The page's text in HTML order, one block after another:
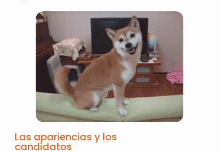
Las apariencias y los
candidatos